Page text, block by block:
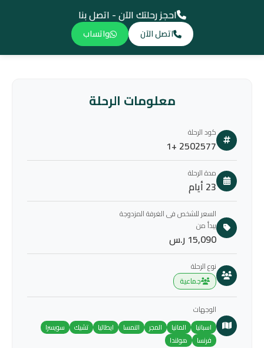
احجز رحلتك الآن - اتصل بنا
اتصل الآن واتساب
معلومات الرحلة
كود الرحلة
2502577 +1
مدة الرحلة
23 أيام
السعر للشخص فى الغرفة المزدوجة
يبدأ من
15,090 ر.س
نوع الرحلة
جماعية
الوجهات
اسبانيا المانيا المجر النمسا ايطاليا تشيك
سويسرا
فرنسا
هولندا